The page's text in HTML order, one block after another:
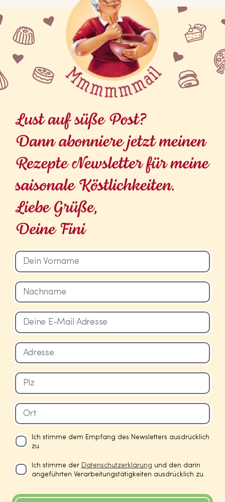
Ich stimme dem Empfang des Newsletters ausdrücklich
zu.
Ich stimme der Datenschutzerklärung und den darin
angeführten Verarbeitungstätigkeiten ausdrücklich zu.